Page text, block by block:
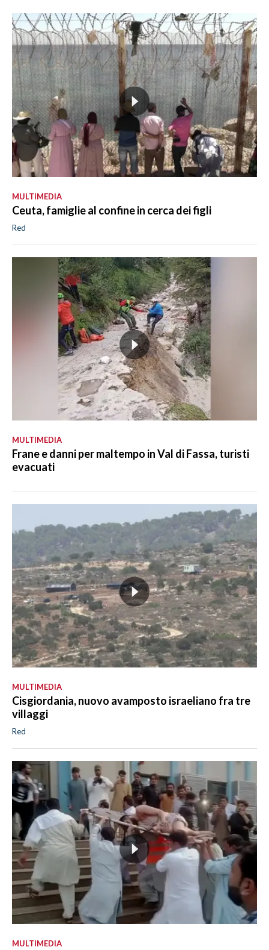
MULTIMEDIA
Ceuta, famiglie al confine in cerca dei figli
Red
MULTIMEDIA
Frane e danni per maltempo in Val di Fassa, turisti
evacuati
MULTIMEDIA
Cisgiordania, nuovo avamposto israeliano fra tre
villaggi
Red
MULTIMEDIA